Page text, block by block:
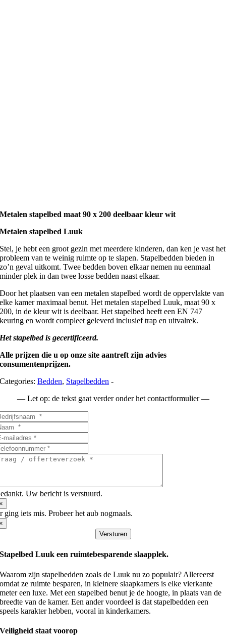
Metalen stapelbed maat 90 x 200 deelbaar kleur wit
Metalen stapelbed Luuk
Stel, je hebt een groot gezin met meerdere kinderen, dan ken je vast het
probleem van te weinig ruimte op te slapen. Stapelbedden bieden in
zo’n geval uitkomt. Twee bedden boven elkaar nemen nu eenmaal
minder plek in dan twee losse bedden naast elkaar.
Door het plaatsen van een metalen stapelbed wordt de oppervlakte van
elke kamer maximaal benut. Het metalen stapelbed Luuk, maat 90 x
200, in de kleur wit is deelbaar. Het stapelbed heeft een EN 747
keuring en wordt compleet geleverd inclusief trap en uitvalrek.
Het stapelbed is gecertificeerd.
Alle prijzen die u op onze site aantreft zijn advies
consumentenprijzen.
Categories:Bedden, Stapelbedden -
— Let op: de tekst gaat verder onder het contactformulier —
Uw bericht is verstuurd.
ging iets mis. Probeer het aub nogmaals.
Versturen
Stapelbed Luuk een ruimtebesparende slaapplek.
Waarom zijn stapelbedden zoals de Luuk nu zo populair? Allereerst
omdat ze ruimte besparen, in kleinere slaapkamers is elke vierkante
meter een luxe. Met een stapelbed benut je de hoogte, in plaats van de
breedte van de kamer. Een ander voordeel is dat stapelbedden een
speels karakter hebben, vooral in kinderkamers.
Veiligheid staat voorop